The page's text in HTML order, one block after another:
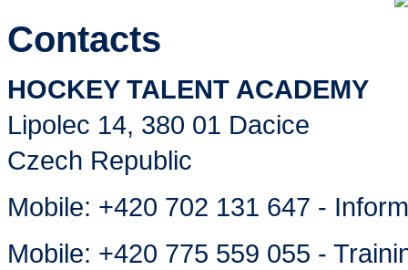
Contacts
HOCKEY TALENT ACADEMY
Lipolec 14, 380 01 Dacice
Czech Republic
Mobile: +420 702 131 647 -
Mobile: +420 775 559 055 -